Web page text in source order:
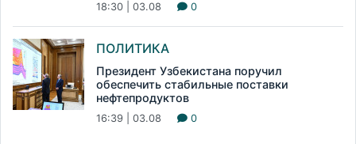
18:30 | 03.08 0
ПОЛИТИКА
Президент Узбекистана поручил
обеспечить стабильные поставки
нефтепродуктов
16:39 | 03.08 0